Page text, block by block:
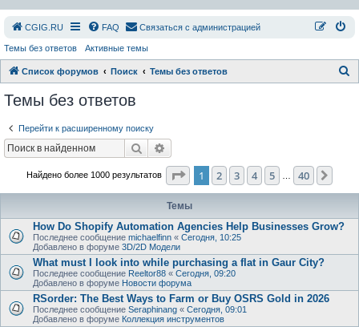
СGIG.RU FAQ Связаться с администрацией
Темы без ответов Активные темы
Список форумов Поиск Темы без ответов
Темы без ответов
Перейти к расширенному поиску
Поиск
Найдено более 1000 результатов Страница из 40
1 2 3 4 5 40
Темы
How Do Shopify Automation Agencies Help Businesses Grow?
Последнее сообщение michaelfinn « Сегодня, 10:25
Добавлено в форуме 3D/2D Модели
What must I look into while purchasing a flat in Gaur City?
Последнее сообщение Reeltor88 « Сегодня, 09:20
Добавлено в форуме Новости форума
RSorder: The Best Ways to Farm or Buy OSRS Gold in 2026
Последнее сообщение Seraphinang « Сегодня, 09:01
Добавлено в форуме Коллекция инструментов